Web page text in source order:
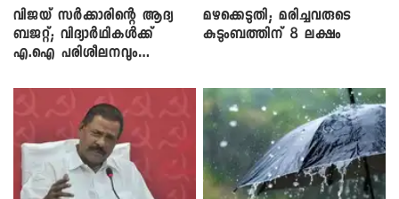
വിജയ് സർക്കാരിന്റെ ആദ്യ
ബജറ്റ്; വിദ്യാർഥികൾക്ക്
എ.ഐ പരിശീലനവും
മഴക്കെടുതി; മരിച്ചവരുടെ
കുടുംബത്തിന് 8 ലക്ഷം